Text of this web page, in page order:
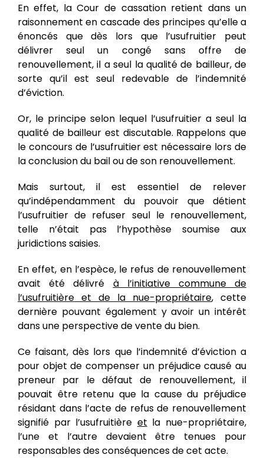
En effet, la Cour de cassation retient dans un
raisonnement en cascade des principes qu’elle a
énoncés que dès lors que l’usufruitier peut
délivrer seul un congé sans offre de
renouvellement, il a seul la qualité de bailleur, de
sorte qu’il est seul redevable de l’indemnité
d’éviction.
Or, le principe selon lequel l’usufruitier a seul la
qualité de bailleur est discutable. Rappelons que
le concours de l’usufruitier est nécessaire lors de
la conclusion du bail ou de son renouvellement.
Mais surtout, il est essentiel de relever
qu’indépendamment du pouvoir que détient
l’usufruitier de refuser seul le renouvellement,
telle n’était pas l’hypothèse soumise aux
juridictions saisies.
En effet, en l’espèce, le refus de renouvellement
avait été délivré à l’initiative commune de
l’usufruitière et de la nue-propriétaire, cette
dernière pouvant également y avoir un intérêt
dans une perspective de vente du bien.
Ce faisant, dès lors que l’indemnité d’éviction a
pour objet de compenser un préjudice causé au
preneur par le défaut de renouvellement, il
pouvait être retenu que la cause du préjudice
résidant dans l’acte de refus de renouvellement
signifié par l’usufruitière et la nue-propriétaire,
l’une et l’autre devaient être tenues pour
responsables des conséquences de cet acte.